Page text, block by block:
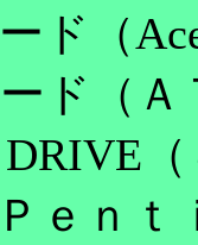
（
（Ａ
（
ｎｔ